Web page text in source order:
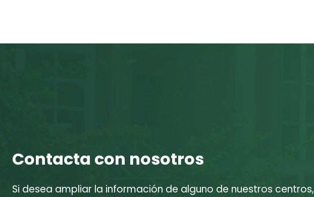
Contacta con nosotros
Si desea ampliar la información de alguno de nuestros centros,